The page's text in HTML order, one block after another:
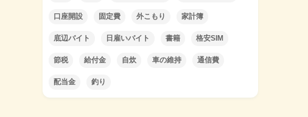
口座開設 固定費 外こもり 家計簿
底辺バイト 日雇いバイト 書籍 格安SIM
節税 給付金 自炊 車の維持 通信費
配当金 釣り